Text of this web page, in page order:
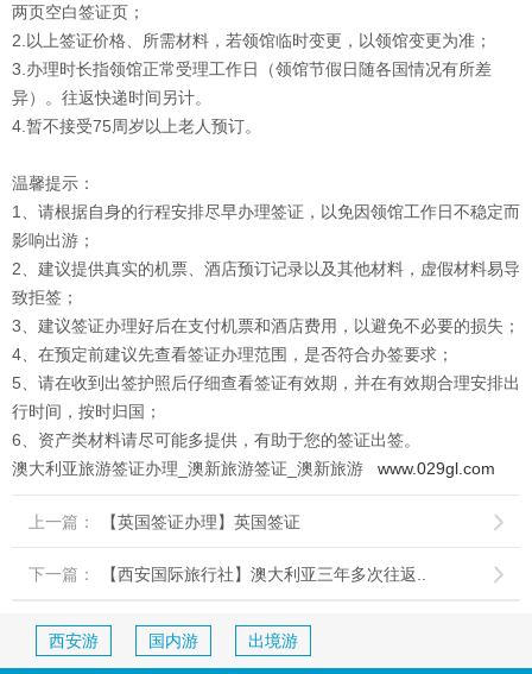
两页空白签证页；
2.以上签证价格、所需材料，若领馆临时变更，以领馆变更为准；
3.办理时长指领馆正常受理工作日（领馆节假日随各国情况有所差
异）。往返快递时间另计。
4.暂不接受75周岁以上老人预订。
温馨提示：
1、请根据自身的行程安排尽早办理签证，以免因领馆工作日不稳定而
影响出游；
2、建议提供真实的机票、酒店预订记录以及其他材料，虚假材料易导
致拒签；
3、建议签证办理好后在支付机票和酒店费用，以避免不必要的损失；
4、在预定前建议先查看签证办理范围，是否符合办签要求；
5、请在收到出签护照后仔细查看签证有效期，并在有效期合理安排出
行时间，按时归国；
6、资产类材料请尽可能多提供，有助于您的签证出签。
澳大利亚旅游签证办理_澳新旅游签证_澳新旅游 www.029gl.com
上一篇： 【英国签证办理】英国签证 
下一篇： 【西安国际旅行社】澳大利亚三年多次往返.. 
西安游 国内游 出境游